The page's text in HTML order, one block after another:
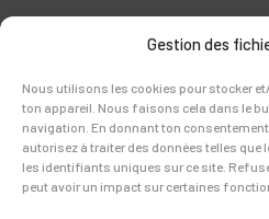
Gestion des
Nous utilisons les cookies pour stocker
ton appareil. Nous faisons cela dans le
navigation. En donnant ton
autorisez à traiter des données telles que
les identifiants uniques sur ce site.
peut avoir un impact sur certaines
1999 Forbes Street,
Whitby (Ontario),
Canada L1N 7V4
Tél.: 905-728-0072